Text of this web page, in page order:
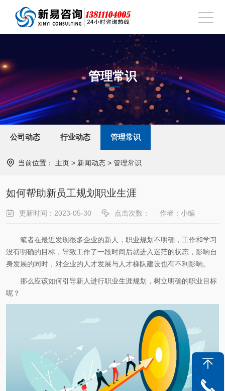
管理常识
公司动态 行业动态 管理常识
当前位置： 主页 > 新闻动态 > 管理常识
如何帮助新员工规划职业生涯
更新时间：2023-05-30 点击次数： 作者：小编
笔者在最近发现很多企业的新人，职业规划不明确，工作和学习
没有明确的目标，导致工作了一段时间后就进入迷茫的状态，影响自
身发展的同时，对企业的人才发展与人才梯队建设也有不利影响。
那么应该如何引导新人进行职业生涯规划，树立明确的职业目标
呢？